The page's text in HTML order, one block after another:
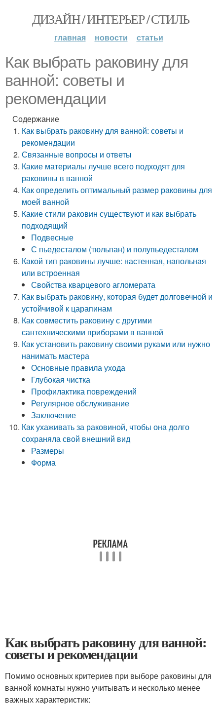
ДИЗАЙН / ИНТЕРЬЕР / СТИЛЬ
главная новости статьи
Как выбрать раковину для
ванной: советы и
рекомендации
Содержание
Как выбрать раковину для ванной: советы и
рекомендации
Связанные вопросы и ответы
Какие материалы лучше всего подходят для
раковины в ванной
Как определить оптимальный размер раковины для
моей ванной
Какие стили раковин существуют и как выбрать
подходящий
Подвесные
С пьедесталом (тюльпан) и полупьедесталом
Какой тип раковины лучше: настенная, напольная
или встроенная
Свойства кварцевого агломерата
Как выбрать раковину, которая будет долговечной и
устойчивой к царапинам
Как совместить раковину с другими
сантехническими приборами в ванной
Как установить раковину своими руками или нужно
нанимать мастера
Основные правила ухода
Глубокая чистка
Профилактика повреждений
Регулярное обслуживание
Заключение
Как ухаживать за раковиной, чтобы она долго
сохраняла свой внешний вид
Размеры
Форма
Как выбрать раковину для ванной:
советы и рекомендации
Помимо основных критериев при выборе раковины для
ванной комнаты нужно учитывать и несколько менее
важных характеристик: